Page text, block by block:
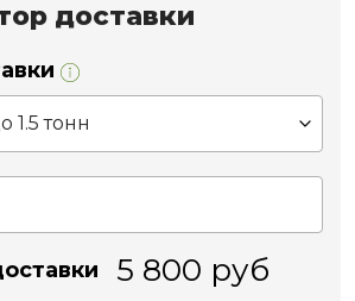
доставки
5 800 руб